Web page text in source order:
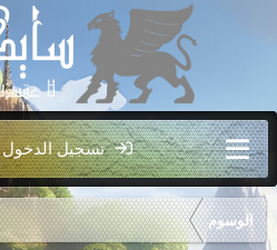
تسجيل الدخول
الوسوم